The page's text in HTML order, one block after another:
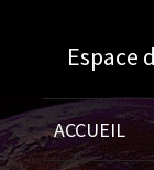
Espace
ACCUEIL